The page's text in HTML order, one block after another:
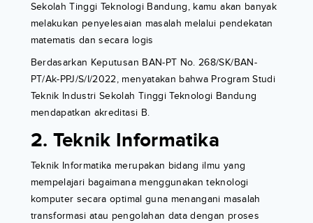
Sekolah Tinggi Teknologi Bandung, kamu akan banyak
melakukan penyelesaian masalah melalui pendekatan
matematis dan secara logis
Berdasarkan Keputusan BAN-PT No. 268/SK/BAN-
PT/Ak-PPJ/S/I/2022, menyatakan bahwa Program Studi
Teknik Industri Sekolah Tinggi Teknologi Bandung
mendapatkan akreditasi B.
2. Teknik Informatika
Teknik Informatika merupakan bidang ilmu yang
mempelajari bagaimana menggunakan teknologi
komputer secara optimal guna menangani masalah
transformasi atau pengolahan data dengan proses